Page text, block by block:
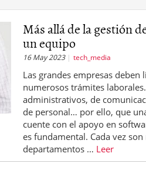
Más allá de la gestión
un equipo
16 May 2023 tech_media
Las grandes empresas deben
numerosos trámites
administrativos, de
de personal… por ello, que
cuente con el apoyo en
es fundamental. Cada vez son
departamentos … Leer